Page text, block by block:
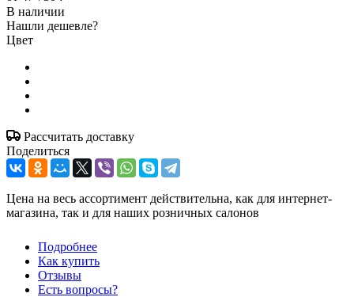
В наличии
Нашли дешевле?
Цвет
Рассчитать доставку
Поделиться
Цена на весь ассортимент действительна, как для интернет-
магазина, так и для наших розничных салонов
Подробнее
Как купить
Отзывы
Есть вопросы?